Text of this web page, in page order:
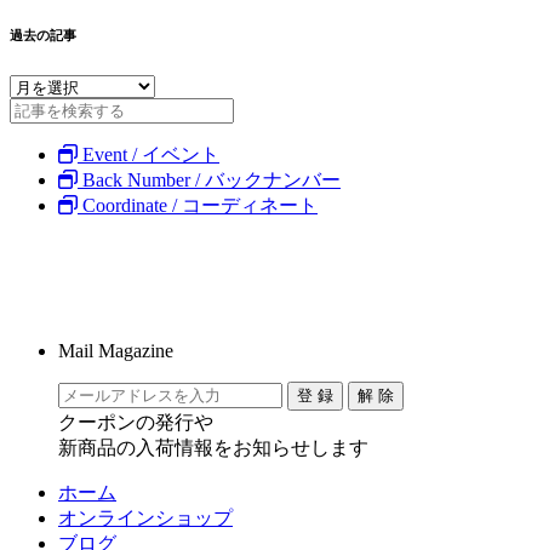
過去の記事
Event / イベント
Back Number / バックナンバー
Coordinate / コーディネート
Mail Magazine
クーポンの発行や
新商品の入荷情報をお知らせします
ホーム
オンラインショップ
ブログ